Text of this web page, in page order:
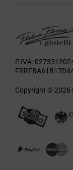
P.IVA:
Copyright © 2026